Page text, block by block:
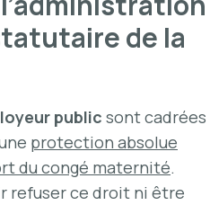
de la
public sont cadrées
protection absolue
du congé maternité.
refuser ce droit ni être